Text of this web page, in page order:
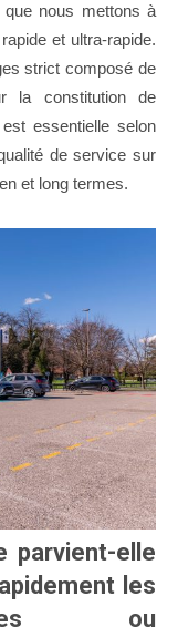
nous mettons à
et ultra-rapide.
strict composé de
la constitution de
essentielle selon
de service sur
et long termes.
parvient-elle
les
ou